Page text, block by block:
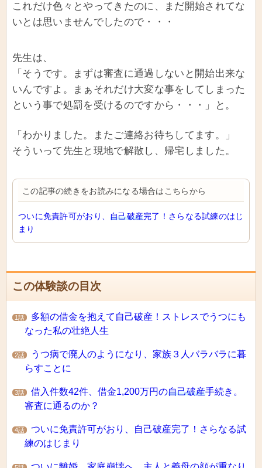
これだけ色々とやってきたのに、まだ開始されてな
いとは思いませんでしたので・・・
先生は、
「そうです。まずは審査に通過しないと開始出来な
いんですよ。まぁそれだけ大変な事をしてしまった
という事で処罰を受けるのですから・・・」と。
「わかりました。またご連絡お待ちしてます。」
そういって先生と現地で解散し、帰宅しました。
この記事の続きをお読みになる場合はこちらから
ついに免責許可がおり、自己破産完了！さらなる試練のはじ
まり
この体験談の目次
1話
多額の借金を抱えて自己破産！ストレスでうつにも
なった私の壮絶人生
2話
うつ病で廃人のようになり、家族３人バラバラに暮
らすことに
3話 借入件数42件、借金1,200万円の自己破産手続き。
審査に通るのか？
4話
ついに免責許可がおり、自己破産完了！さらなる試
練のはじまり